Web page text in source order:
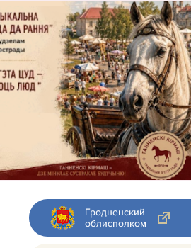
Гродненский
облисполком